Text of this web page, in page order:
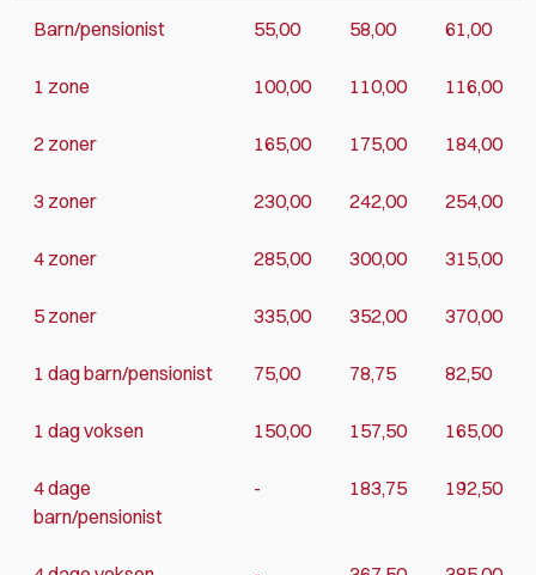
Barn/pensionist 55,00 58,00 61,00
1 zone 100,00 110,00 116,00
2 zoner 165,00 175,00 184,00
3 zoner 230,00 242,00 254,00
4 zoner 285,00 300,00 315,00
5 zoner 335,00 352,00 370,00
1 dag barn/pensionist 75,00 78,75 82,50
1 dag voksen 150,00 157,50 165,00
4 dage
barn/pensionist
- 183,75 192,50